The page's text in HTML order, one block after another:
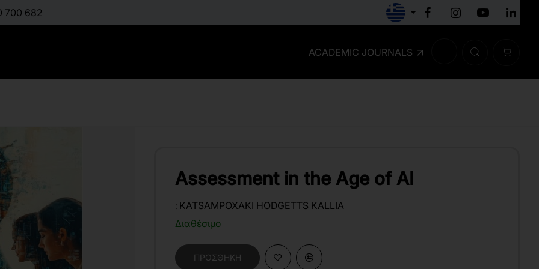
700 682
ACADEMIC JOURNALS
Assessment in the Age of AI
Διαθέσιμο
: KATSAMPOXAKI HODGETTS KALLIA
ΠΡΟΣΘΉΚΗ